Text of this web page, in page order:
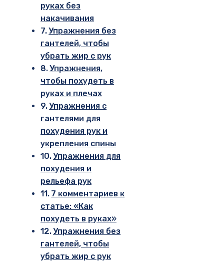
руках без
накачивания
Упражнения без
гантелей, чтобы
убрать жир с рук
Упражнения,
чтобы похудеть в
руках и плечах
Упражнения с
гантелями для
похудения рук и
укрепления спины
Упражнения для
похудения и
рельефа рук
7 комментариев к
статье: «Как
похудеть в руках»
Упражнения без
гантелей, чтобы
убрать жир с рук